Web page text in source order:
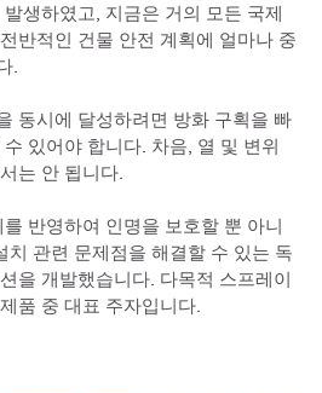
생하였고, 지금은 거의 모든 국제
반적인 건물 안전 계획에 얼마나 중
.
동시에 달성하려면 방화 구획을 빠
있어야 합니다. 차음, 열 및 변위
는 안 됩니다.
반영하여 인명을 보호할 뿐 아니
치 관련 문제점을 해결할 수 있는 독
을 개발했습니다. 다목적 스프레이
품 중 대표 주자입니다.